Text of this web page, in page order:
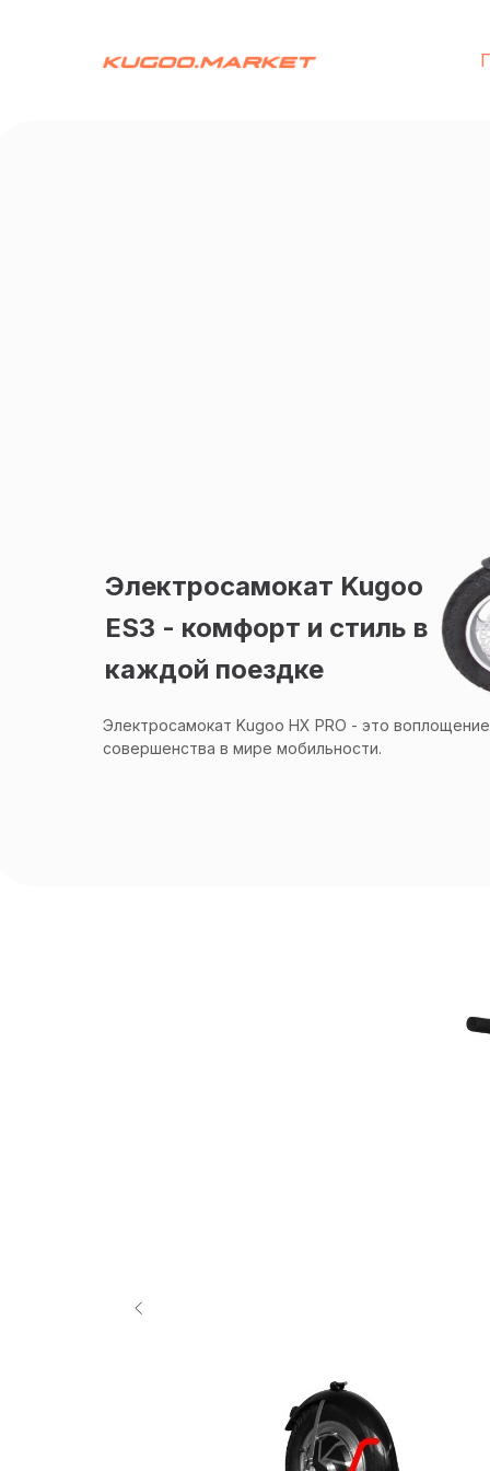
Электросамокат Kugoo
ES3 - комфорт и стиль в
каждой поездке
Электросамокат Kugoo HX PRO - это воплощение
совершенства в мире мобильности.